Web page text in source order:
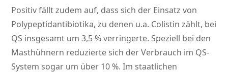
Positiv fällt zudem auf, dass sich der Einsatz von
Polypeptidantibiotika, zu denen u.a. Colistin zählt, bei
QS insgesamt um 3,5 % verringerte. Speziell bei den
Masthühnern reduzierte sich der Verbrauch im QS-
System sogar um über 10 %. Im staatlichen